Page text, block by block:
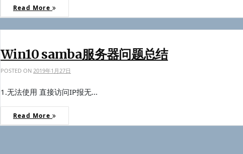
Read More
Win10 samba服务器问题总结
POSTED ON 2019年1月27日
1.无法使用 直接访问IP报无...
Read More